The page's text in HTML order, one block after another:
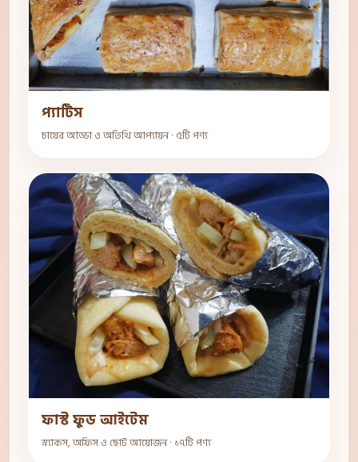
প্যাটিস
চায়ের আড্ডা ও অতিথি আপ্যায়ন · ৫টি পণ্য
ফাস্ট ফুড আইটেম
স্ন্যাকস, অফিস ও ছোট আয়োজন · ১৭টি পণ্য